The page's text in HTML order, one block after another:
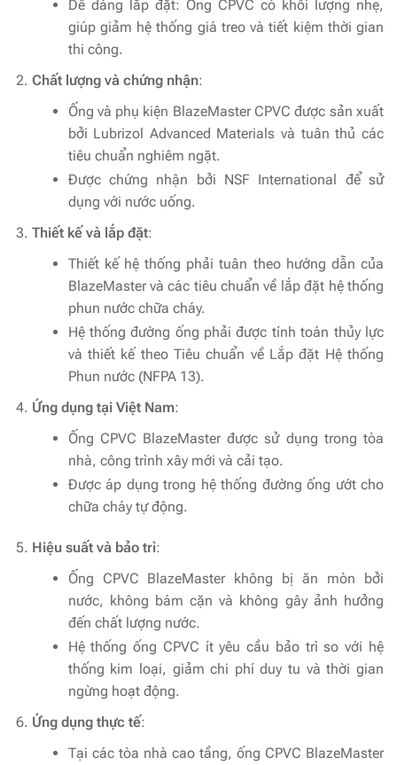
Dễ dàng lắp đặt: Ống CPVC có khối lượng nhẹ,
giúp giảm hệ thống giá treo và tiết kiệm thời gian
thi công.
Chất lượng và chứng nhận:
Ống và phụ kiện BlazeMaster CPVC được sản xuất
bởi Lubrizol Advanced Materials và tuân thủ các
tiêu chuẩn nghiêm ngặt.
Được chứng nhận bởi NSF International để sử
dụng với nước uống.
Thiết kế và lắp đặt:
Thiết kế hệ thống phải tuân theo hướng dẫn của
BlazeMaster và các tiêu chuẩn về lắp đặt hệ thống
phun nước chữa cháy.
Hệ thống đường ống phải được tính toán thủy lực
và thiết kế theo Tiêu chuẩn về Lắp đặt Hệ thống
Phun nước (NFPA 13).
Ứng dụng tại Việt Nam:
Ống CPVC BlazeMaster được sử dụng trong tòa
nhà, công trình xây mới và cải tạo.
Được áp dụng trong hệ thống đường ống ướt cho
chữa cháy tự động.
Hiệu suất và bảo trì:
Ống CPVC BlazeMaster không bị ăn mòn bởi
nước, không bám cặn và không gây ảnh hưởng
đến chất lượng nước.
Hệ thống ống CPVC ít yêu cầu bảo trì so với hệ
thống kim loại, giảm chi phí duy tu và thời gian
ngừng hoạt động.
Ứng dụng thực tế:
Tại các tòa nhà cao tầng, ống CPVC BlazeMaster